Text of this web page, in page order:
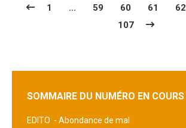
1 … 59 60 61 62
107
SOMMAIRE DU NUMÉRO EN COURS
EDITO - Abondance de mal